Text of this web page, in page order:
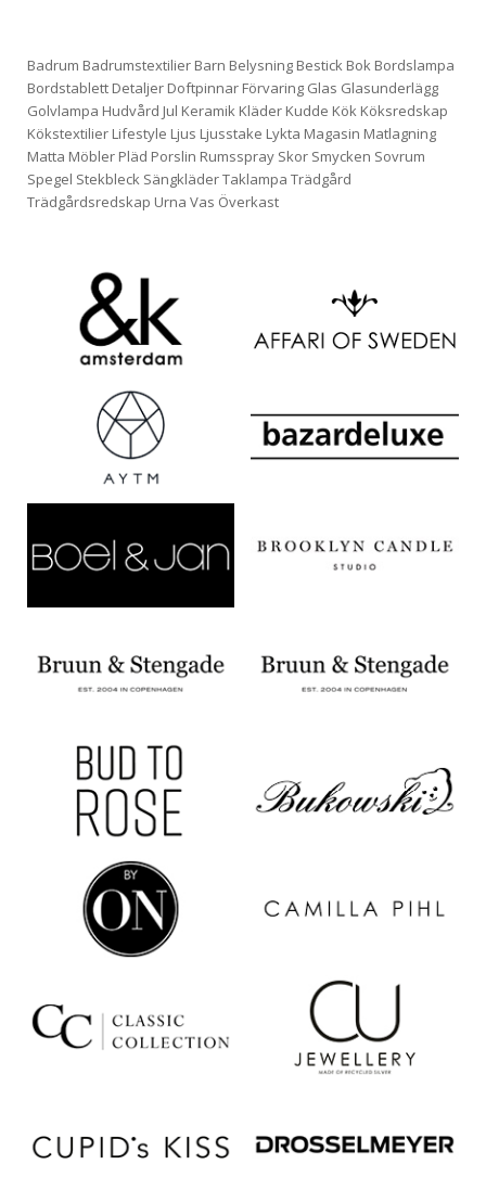
Badrum Badrumstextilier Barn Belysning Bestick Bok Bordslampa
Bordstablett Detaljer Doftpinnar Förvaring Glas Glasunderlägg
Golvlampa Hudvård Jul Keramik Kläder Kudde Kök Köksredskap
Kökstextilier Lifestyle Ljus Ljusstake Lykta Magasin Matlagning
Matta Möbler Pläd Porslin Rumsspray Skor Smycken Sovrum
Spegel Stekbleck SängkläderTaklampa Trädgård
Trädgårdsredskap Urna Vas Överkast